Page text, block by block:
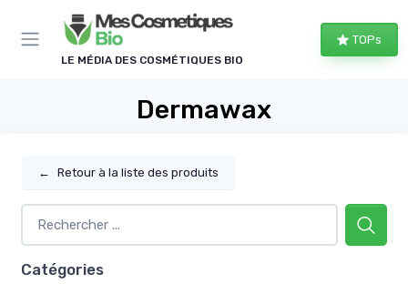
LE MÉDIA DES COSMÉTIQUES BIO
TOPs
Dermawax
← Retour à la liste des produits
Catégories
Panneau de gestion des cookies